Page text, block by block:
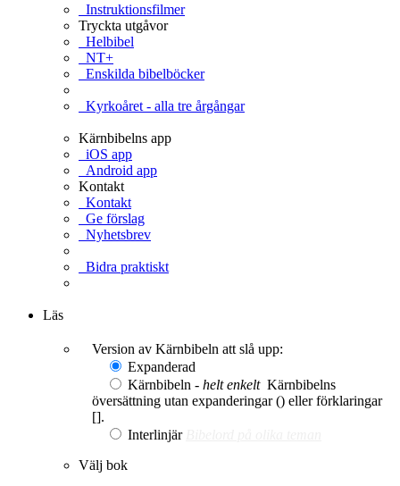
Instruktionsfilmer
Tryckta utgåvor
Helbibel
NT+
Enskilda bibelböcker
Kyrkoåret - alla tre årgångar
Kärnbibelns app
iOS app
Android app
Kontakt
Kontakt
Ge förslag
Nyhetsbrev
Bidra praktiskt
Läs
Version av Kärnbibeln att slå upp:
Expanderad
Kärnbibeln - helt enkelt Kärnbibelns
översättning utan expanderingar () eller förklaringar
[].
Interlinjär
Välj bok